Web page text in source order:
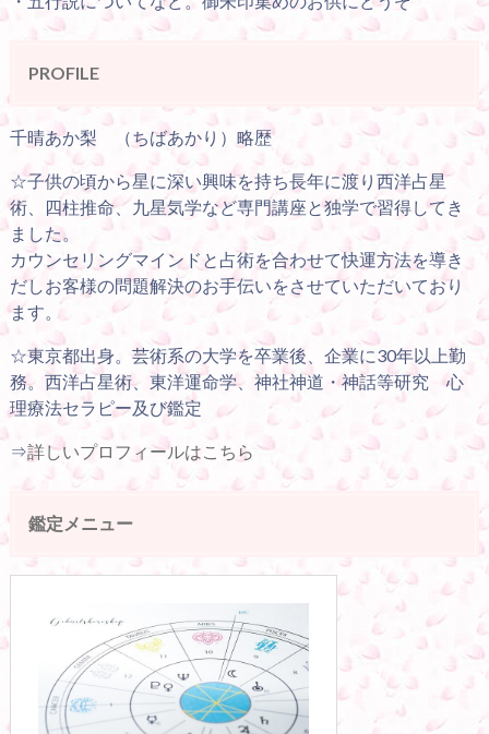
PROFILE
千晴あか梨 （ちばあかり）略歴
☆子供の頃から星に深い興味を持ち長年に渡り西洋占星
術、四柱推命、九星気学など専門講座と独学で習得してき
ました。
カウンセリングマインドと占術を合わせて快運方法を導き
だしお客様の問題解決のお手伝いをさせていただいており
ます。
☆東京都出身。芸術系の大学を卒業後、企業に30年以上勤
務。西洋占星術、東洋運命学、神社神道・神話等研究 心
理療法セラピー及び鑑定
⇒詳しいプロフィールはこちら
鑑定メニュー